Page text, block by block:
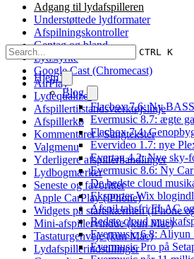
CTRL K
Hjem
Blog
Flacbox 7.6: Ny
Evermusic 8.7: ægte
Flacbox 7.4:
Evervideo 1.7: nye
Evertag 4.2: Nye sky-
Evermusic 8.6: Ny
De bedste cloud
Eksporter Wix
Afspil tabsfri FLAC
Bedste cloud
Evermusic 6.8:
Evermusic Pro på
Adgang til lydafspilleren
Understøttede lydformater
Afspilningskontroller
Gentag og bland
Lydstyrke
Google Cast (Chromecast)
AirPlay
Lydequalizer
Afspillertilstandsværktøjslinje
Afspillerkø
Kommentarer / Sangtekster
Valgmenu
Yderligere afspillerhandlinger
Lydbogmærker
Seneste og favoritter
Apple CarPlay (iPhone)
Widgets på startskærmen (iPhone
Mini-afspillervindue (kun Mac)
Tastaturgenveje (kun Mac)
Lydafspillerindstillinger